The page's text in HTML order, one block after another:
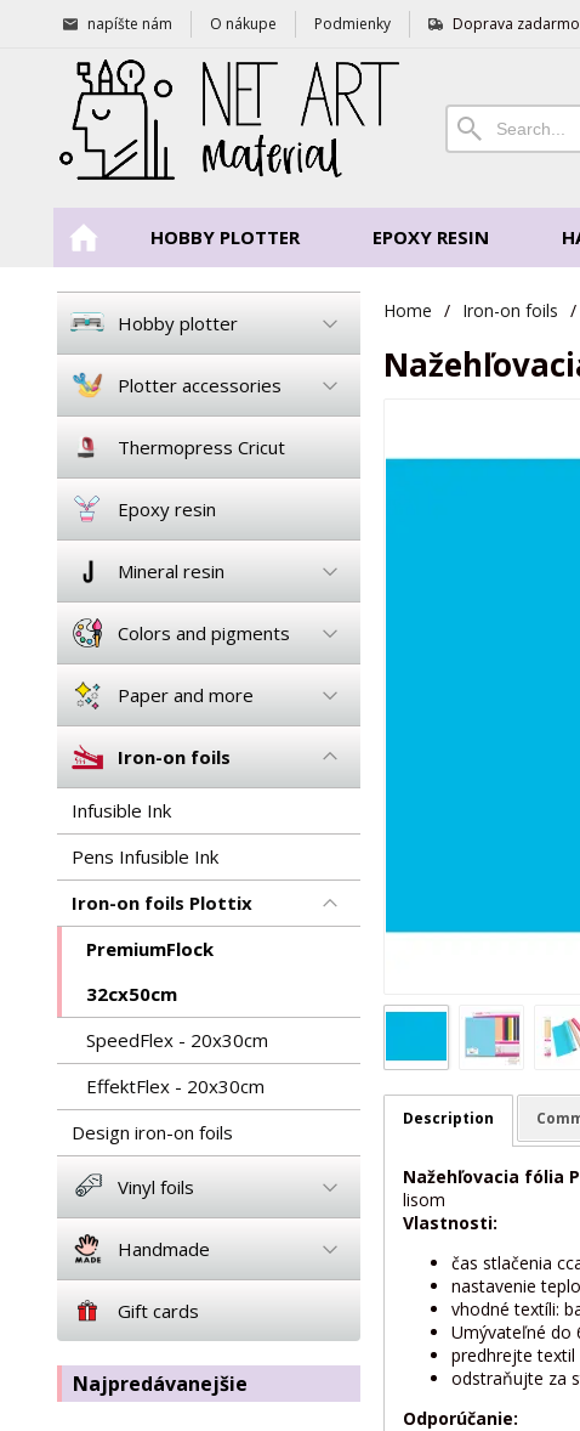
napíšte nám O nákupe Podmienky Doprava
HOBBY PLOTTER EPOXY RESIN
Hobby plotter
Plotter accessories
Thermopress Cricut
Epoxy resin
Mineral resin
Colors and pigments
Paper and more
Iron-on foils
Infusible Ink
Pens Infusible Ink
Iron-on foils Plottix
PremiumFlock
32cx50cm
SpeedFlex - 20x30cm
EffektFlex - 20x30cm
Design iron-on foils
Vinyl foils
Handmade
Gift cards
Najpredávanejšie
Home / Iron-on foils /
Description
Nažehľovacia fólia
lisom
Vlastnosti:
čas stlačenia
nastavenie
vhodné textíli:
Umývateľné do
predhrejte textil
odstraňujte za
Odporúčanie: